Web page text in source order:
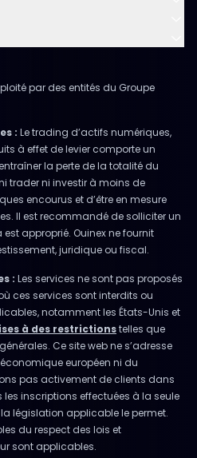
par des entités du Groupe
: Le trading d’actifs numériques,
à effet de levier comporte un
la perte de la totalité du
trader ni investir à moins de
encourus et d’être en mesure
Il est recommandé de solliciter un
approprié. Ouinex ne fournit
juridique ou fiscal.
: Les services ne sont pas proposés
ces services sont interdits ou
notamment les États-Unis et
à des restrictionstelles que
Ce site web ne s’adresse
européen ni du
pas activement de clients dans
inscriptions effectuées à la seule
législation applicable le permet.
du respect des lois et
sont applicables.